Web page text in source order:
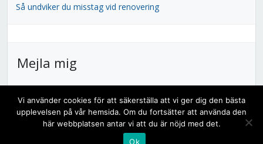
Så undviker du misstag vid renovering
Mejla mig
något för mig.
Vi använder cookies för att säkerställa att vi ger dig den bästa
upplevelsen på vår hemsida. Om du fortsätter att använda den
här webbplatsen antar vi att du är nöjd med det.
Ok